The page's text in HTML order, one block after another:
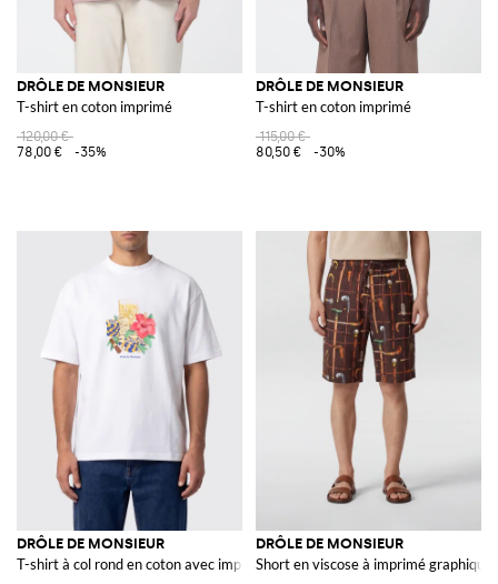
DRÔLE DE MONSIEUR
T-shirt en coton imprimé
120,00 €
78,00 €
-35%
DRÔLE DE MONSIEUR
T-shirt en coton imprimé
115,00 €
80,50 €
-30%
DRÔLE DE MONSIEUR
T-shirt à col rond en coton avec imprimé
DRÔLE DE MONSIEUR
Short en viscose à imprimé